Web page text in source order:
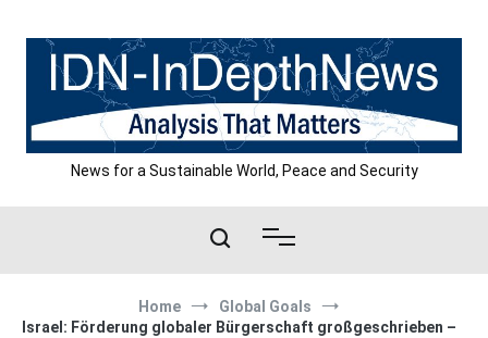
content
News for a Sustainable World, Peace and Security
Home
Global Goals
Israel: Förderung globaler Bürgerschaft großgeschrieben –